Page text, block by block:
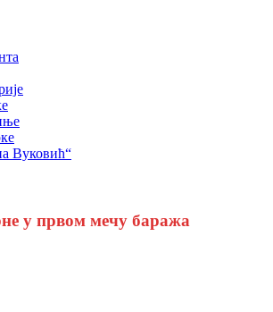
Вуковић“
у првом мечу баража